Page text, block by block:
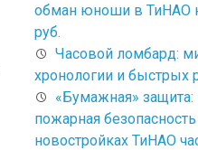
обман юноши в ТиНАО
руб.
Часовой ломбард:
хронологии и быстрых
«Бумажная» защита:
пожарная
новостройках ТиНАО